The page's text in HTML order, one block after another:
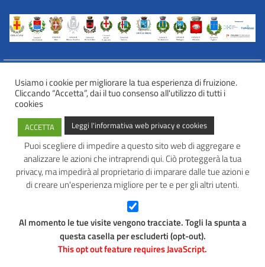
INFORMATIVA WEB PRIVACY E COOKIES
Privacy e cookies
Informazioni sulla privacy
Comunicazioni e modalità trasparenti per l’esercizio dei diritti
dell’interessato
AVATAR – Alleanza Territoriale per Azioni in Rete
Tel: 0445 691 472
Facebook
Instagram
Usiamo i cookie per migliorare la tua esperienza di fruizione.
Cliccando “Accetta”, dai il tuo consenso all'utilizzo di tutti i
cookies
ACCETTA Leggi l'informativa web privacy e cookies
Puoi scegliere di impedire a questo sito web di aggregare e
analizzare le azioni che intraprendi qui. Ciò proteggerà la tua
privacy, ma impedirà al proprietario di imparare dalle tue azioni e
di creare un'esperienza migliore per te e per gli altri utenti.
Al momento le tue visite vengono tracciate. Togli la spunta a
questa casella per escluderti (opt-out).
This opt out feature requires JavaScript.